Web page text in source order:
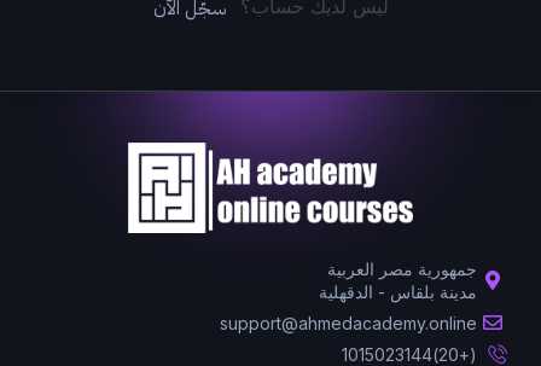
ليس لديك حساب؟ سجّل الآن
جمهورية مصر العربية
مدينة بلقاس - الدقهلية
support@ahmedacademy.online
(+20)1015023144